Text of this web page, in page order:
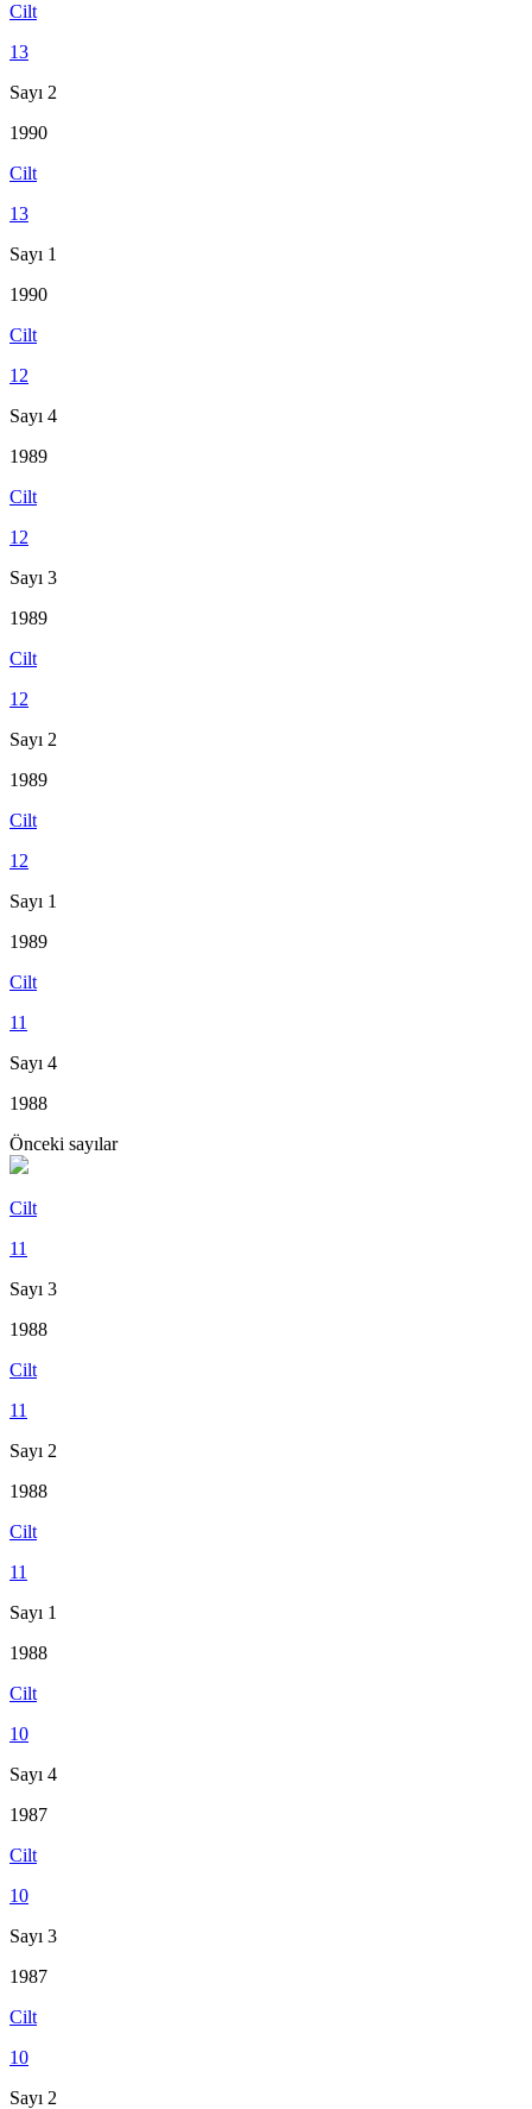
Cilt
13
Sayı 2
1990
Cilt
13
Sayı 1
1990
Cilt
12
Sayı 4
1989
Cilt
12
Sayı 3
1989
Cilt
12
Sayı 2
1989
Cilt
12
Sayı 1
1989
Cilt
11
Sayı 4
1988
Önceki sayılar
Cilt
11
Sayı 3
1988
Cilt
11
Sayı 2
1988
Cilt
11
Sayı 1
1988
Cilt
10
Sayı 4
1987
Cilt
10
Sayı 3
1987
Cilt
10
Sayı 2